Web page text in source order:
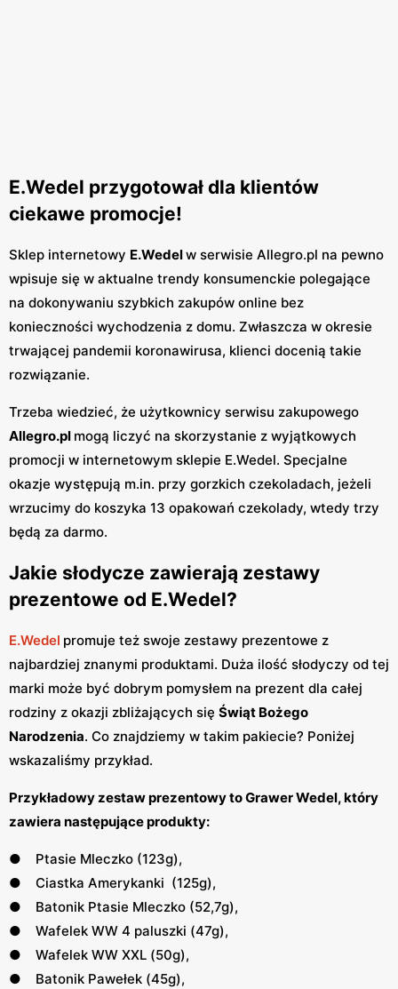
E.Wedel przygotował dla klientów
ciekawe promocje!
Sklep internetowy E.Wedelw serwisie Allegro.pl na pewno
wpisuje się w aktualne trendy konsumenckie polegające
na dokonywaniu szybkich zakupów online bez
konieczności wychodzenia z domu. Zwłaszcza w okresie
trwającej pandemii koronawirusa, klienci docenią takie
rozwiązanie.
Trzeba wiedzieć, że użytkownicy serwisu zakupowego
Allegro.pl mogą liczyć na skorzystanie z wyjątkowych
promocji w internetowym sklepie E.Wedel. Specjalne
okazje występują m.in. przy gorzkich czekoladach, jeżeli
wrzucimy do koszyka 13 opakowań czekolady, wtedy trzy
będą za darmo.
Jakie słodycze zawierają zestawy
prezentowe od E.Wedel?
E.Wedel promuje też swoje zestawy prezentowe z
najbardziej znanymi produktami. Duża ilość słodyczy od tej
marki może być dobrym pomysłem na prezent dla całej
rodziny z okazji zbliżających się Świąt Bożego
Narodzenia. Co znajdziemy w takim pakiecie? Poniżej
wskazaliśmy przykład.
Przykładowy zestaw prezentowy to Grawer Wedel, który
zawiera następujące produkty:
● Ptasie Mleczko (123g),
● Ciastka Amerykanki (125g),
● Batonik Ptasie Mleczko (52,7g),
● Wafelek WW 4 paluszki (47g),
● Wafelek WW XXL (50g),
● Batonik Pawełek (45g),